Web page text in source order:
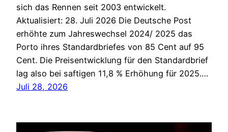
sich das Rennen seit 2003 entwickelt.
Aktualisiert: 28. Juli 2026 Die Deutsche Post
erhöhte zum Jahreswechsel 2024/ 2025 das
Porto ihres Standardbriefes von 85 Cent auf 95
Cent. Die Preisentwicklung für den Standardbrief
lag also bei saftigen 11,8 % Erhöhung für 2025.…
Juli 28, 2026